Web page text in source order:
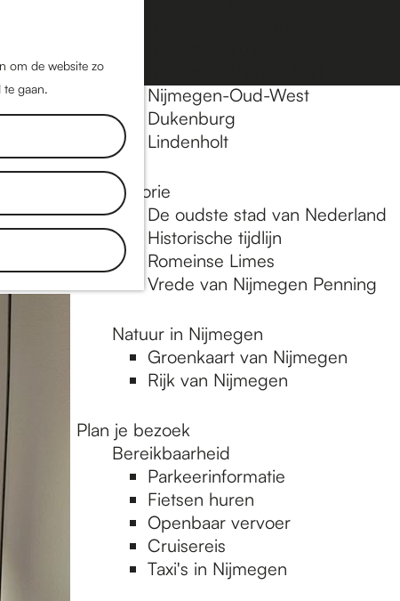
om de website zo
gaan.
o
e
k
n
a
a
r
M
n
Nijmegen-Oud-West
Dukenburg
Lindenholt
Historie
De oudste stad van Nederland
Historische tijdlijn
Romeinse Limes
Vrede van Nijmegen Penning
Natuur in Nijmegen
Groenkaart van Nijmegen
Rijk van Nijmegen
Plan je bezoek
Bereikbaarheid
Parkeerinformatie
Fietsen huren
Openbaar vervoer
Cruisereis
Taxi's in Nijmegen
en al